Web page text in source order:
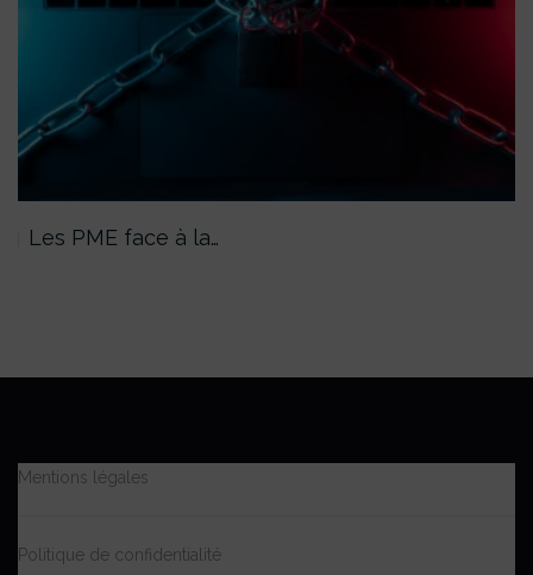
Les PME face à la…
Mentions légales
Politique de confidentialité